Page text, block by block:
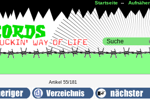
Startseite -- Aufnäher
Artikel 55/181